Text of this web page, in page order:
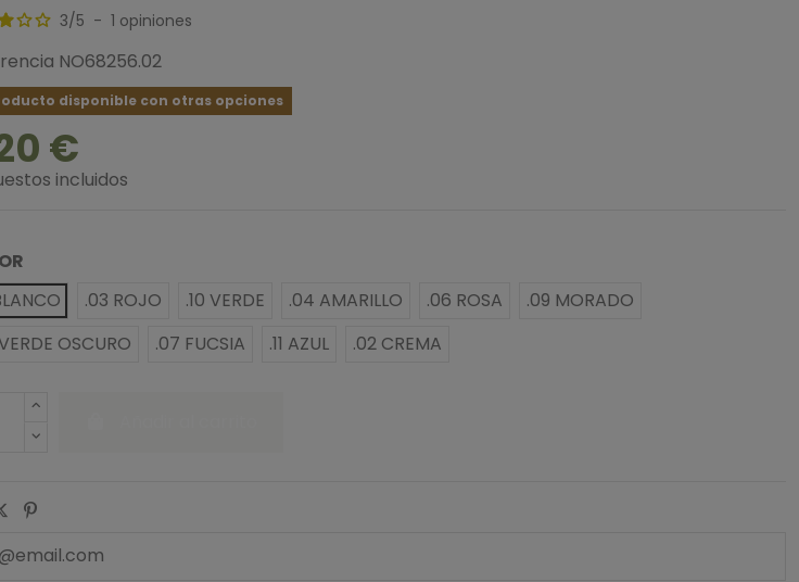
3/5 - 1 opiniones
NO68256.02
disponible con otras opciones
€
incluidos
.03 ROJO .10 VERDE .04 AMARILLO .06 ROSA
.09 MORADO
OSCURO
.07 FUCSIA .11 AZUL .02 CREMA